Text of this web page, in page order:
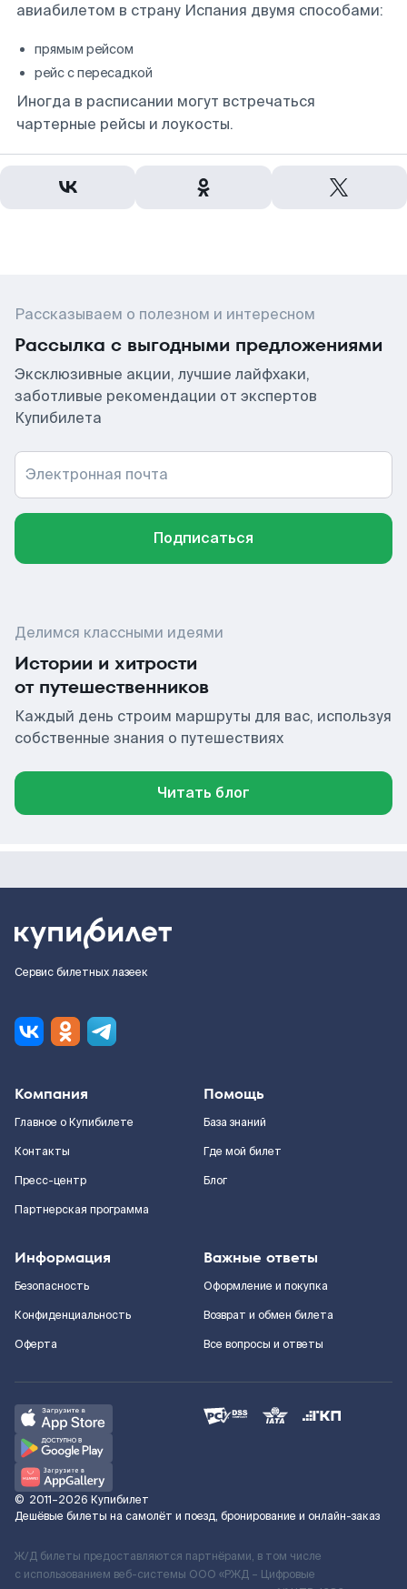
авиабилетом в страну Испания двумя способами:
прямым рейсом
рейс с пересадкой
Иногда в расписании могут встречаться
чартерные рейсы и лоукосты.
Рассказываем о полезном и интересном
Рассылка с выгодными предложениями
Эксклюзивные акции, лучшие лайфхаки,
заботливые рекомендации от экспертов
Купибилета
Электронная почта
Подписаться
Делимся классными идеями
Истории и хитрости
от путешественников
Каждый день строим маршруты для вас, используя
собственные знания о путешествиях
Читать блог
Сервис билетных лазеек
Компания
Главное о Купибилете
Контакты
Пресс-центр
Партнерская программа
Помощь
База знаний
Где мой билет
Блог
Информация
Безопасность
Конфиденциальность
Оферта
Важные ответы
Оформление и покупка
Возврат и обмен билета
Все вопросы и ответы
© 2011–2026 Купибилет
Дешёвые билеты на самолёт и поезд, бронирование и онлайн-заказ
Ж/Д билеты предоставляются партнёрами, в том числе
с использованием веб-системы ООО «РЖД – Цифровые